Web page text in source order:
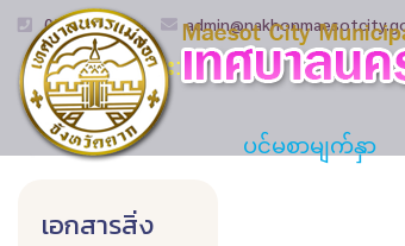
055 508 986
ပင်မစာမျက်နှာ
အမျိုးအစား:
เอกสารสิ่ง